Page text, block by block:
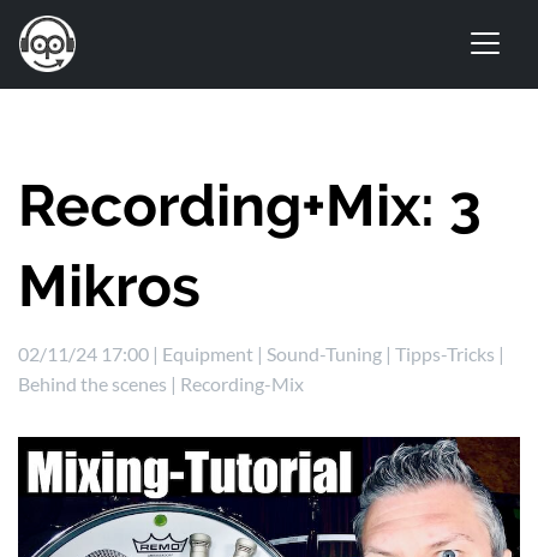
Recording+Mix: 3
Mikros
02/11/24 17:00 | Equipment | Sound-Tuning | Tipps-Tricks |
Behind the scenes | Recording-Mix